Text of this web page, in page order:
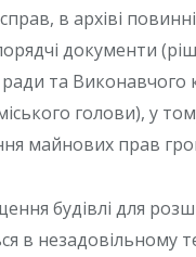
в архіві
документи
ради та Виконавчого
голови), у
майнових прав
будівлі для
в незадовільному